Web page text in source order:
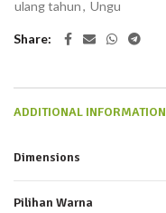
ulang tahun, Ungu
Share
ADDITIONAL INFORMATION
Dimensions
Pilihan Warna